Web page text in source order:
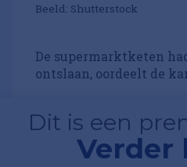
Beeld: Shutterstock
De supermarktketen
ontslaan, oordeelt de
Dit is een
Verder